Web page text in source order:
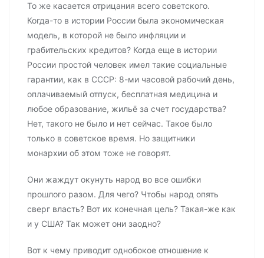
То же касается отрицания всего советского.
Когда-то в истории России была экономическая
модель, в которой не было инфляции и
грабительских кредитов? Когда еще в истории
России простой человек имел такие социальные
гарантии, как в СССР: 8-ми часовой рабочий день,
оплачиваемый отпуск, бесплатная медицина и
любое образование, жильё за счет государства?
Нет, такого не было и нет сейчас. Такое было
только в советское время. Но защитники
монархии об этом тоже не говорят.
Они жаждут окунуть народ во все ошибки
прошлого разом. Для чего? Чтобы народ опять
сверг власть? Вот их конечная цель? Такая-же как
и у США? Так может они заодно?
Вот к чему приводит однобокое отношение к